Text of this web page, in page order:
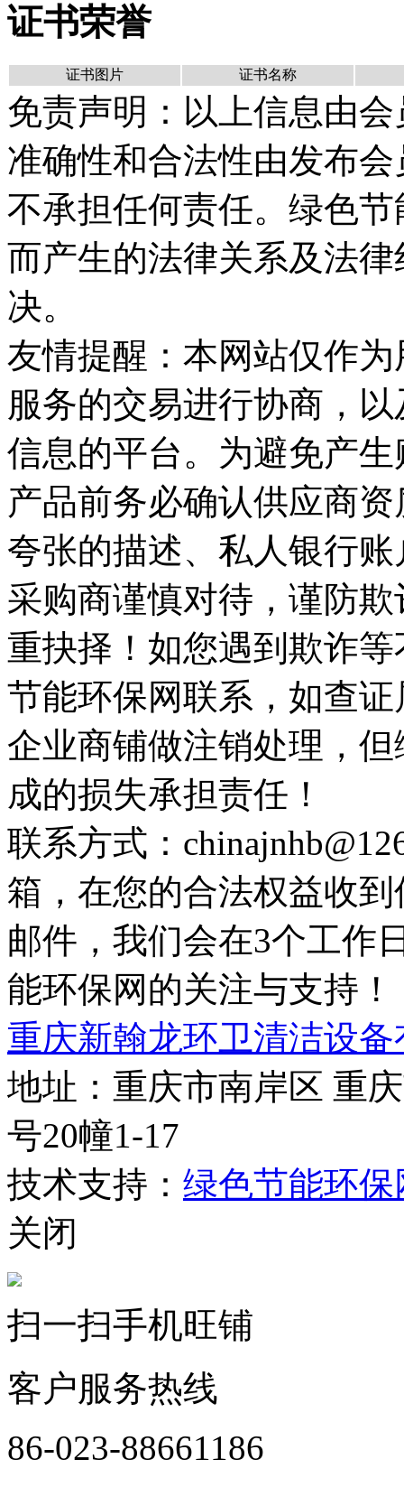
证书荣誉
证书图片 证书名称
免责声明：以上信息由
准确性和合法性由发布
不承担任何责任。绿色
而产生的法律关系及法
决。
友情提醒：本网站仅作
服务的交易进行协商，
信息的平台。为避免产
产品前务必确认供应商
夸张的描述、私人银行
采购商谨慎对待，谨防
重抉择！如您遇到欺诈
节能环保网联系，如查
企业商铺做注销处理，
成的损失承担责任！
联系方式：
箱，在您的合法权益收
邮件，我们会在3个工作
能环保网的关注与支持！
重庆新翰龙环卫清洁设
地址：重庆市南岸区 重
号20幢1-17
技术支持： 绿色节能环保
关闭
扫一扫手机旺铺
客户服务热线
86-023-88661186